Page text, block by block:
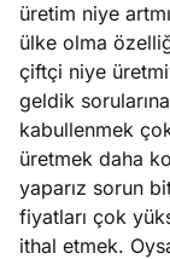
üretim niye
ülke olma
çiftçi niye
geldik
kabullenmek
üretmek daha
yaparız sorun
fiyatları çok
ithal etmek.